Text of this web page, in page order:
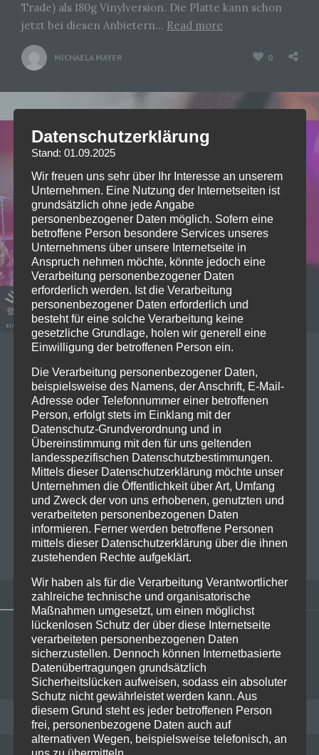
Trade) als 180g Vinylversion. Die Platte kann schon
jetzt bei diesen Anbietern… Read more
MICHAELA MAYER 0
Live on Stage: 2022-11-03
Knorkator @ Backstage Werk
München
Was gibt es schon großartig über Deutschlands
meiste Band der Welt zu sagen? Hauptsächlich wohl,
dass jeder der sie bis jetzt noch nie live erlebt…Read
more
BIANCA FOLLRICH
RECENT POSTS
Datenschutzerklärung
Stand: 01.09.2025
Wir freuen uns sehr über Ihr Interesse an unserem
Unternehmen. Eine Nutzung der Internetseiten ist
grundsätzlich ohne jede Angabe
personenbezogener Daten möglich. Sofern eine
betroffene Person besondere Services unseres
Unternehmens über unsere Internetseite in
Anspruch nehmen möchte, könnte jedoch eine
Verarbeitung personenbezogener Daten
erforderlich werden. Ist die Verarbeitung
personenbezogener Daten erforderlich und
besteht für eine solche Verarbeitung keine
gesetzliche Grundlage, holen wir generell eine
Einwilligung der betroffenen Person ein.
Die Verarbeitung personenbezogener Daten,
beispielsweise des Namens, der Anschrift, E-Mail-
Adresse oder Telefonnummer einer betroffenen
Person, erfolgt stets im Einklang mit der
Datenschutz-Grundverordnung und in
Übereinstimmung mit den für uns geltenden
landesspezifischen Datenschutzbestimmungen.
Mittels dieser Datenschutzerklärung möchte unser
Unternehmen die Öffentlichkeit über Art, Umfang
und Zweck der von uns erhobenen, genutzten und
verarbeiteten personenbezogenen Daten
informieren. Ferner werden betroffene Personen
mittels dieser Datenschutzerklärung über die ihnen
zustehenden Rechte aufgeklärt.
Wir haben als für die Verarbeitung Verantwortlicher
zahlreiche technische und organisatorische
Maßnahmen umgesetzt, um einen möglichst
lückenlosen Schutz der über diese Internetseite
verarbeiteten personenbezogenen Daten
sicherzustellen. Dennoch können Internetbasierte
Datenübertragungen grundsätzlich
Sicherheitslücken aufweisen, sodass ein absoluter
Schutz nicht gewährleistet werden kann. Aus
diesem Grund steht es jeder betroffenen Person
frei, personenbezogene Daten auch auf
alternativen Wegen, beispielsweise telefonisch, an